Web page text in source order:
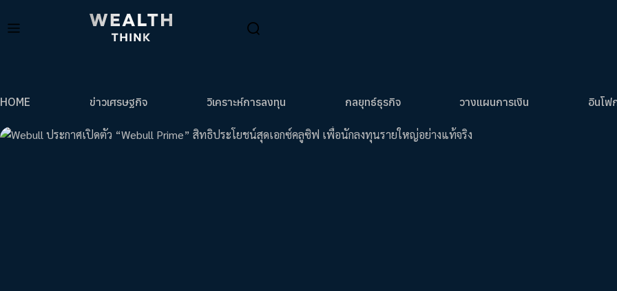
HOME ข่าวเศรษฐกิจ วิเคราะห์การลงทุน กลยุทธ์ธุรกิจ วางแผนการเงิน อินโฟ